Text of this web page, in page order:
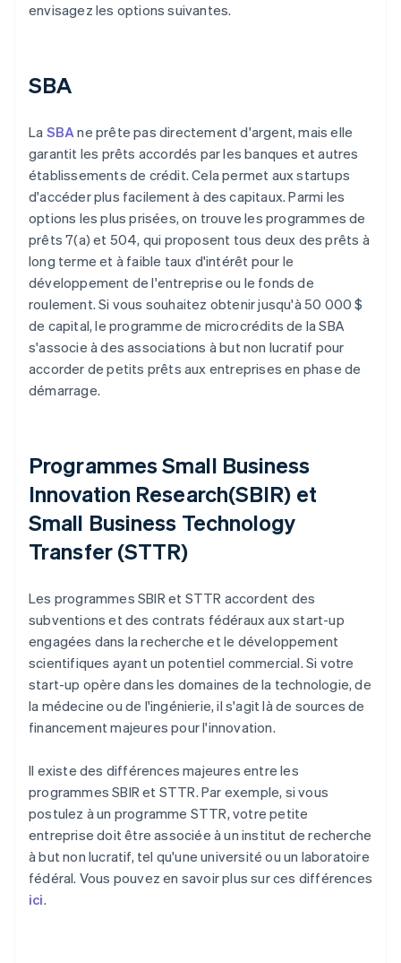
envisagez les options suivantes.
SBA
La SBAne prête pas directement d'argent, mais elle
garantit les prêts accordés par les banques et autres
établissements de crédit. Cela permet aux startups
d'accéder plus facilement à des capitaux. Parmi les
options les plus prisées, on trouve les programmes de
prêts 7(a) et 504, qui proposent tous deux des prêts à
long terme et à faible taux d'intérêt pour le
développement de l'entreprise ou le fonds de
roulement. Si vous souhaitez obtenir jusqu'à 50 000 $
de capital, le programme de microcrédits de la SBA
s'associe à des associations à but non lucratif pour
accorder de petits prêts aux entreprises en phase de
démarrage.
Programmes Small Business
Innovation Research(SBIR) et
Small Business Technology
Transfer (STTR)
Les programmes SBIR et STTR accordent des
subventions et des contrats fédéraux aux start-up
engagées dans la recherche et le développement
scientifiques ayant un potentiel commercial. Si votre
start-up opère dans les domaines de la technologie, de
la médecine ou de l'ingénierie, il s'agit là de sources de
financement majeures pour l'innovation.
Il existe des différences majeures entre les
programmes SBIR et STTR. Par exemple, si vous
postulez à un programme STTR, votre petite
entreprise doit être associée à un institut de recherche
à but non lucratif, tel qu'une université ou un laboratoire
fédéral. Vous pouvez en savoir plus sur ces différences
ici.